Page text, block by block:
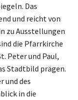
Das
und reicht von
zu Ausstellungen
die Pfarrkirche
Peter und Paul,
Stadtbild prägen.
und des
in die